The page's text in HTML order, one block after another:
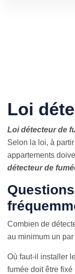
Loi
Loi détecteur de
Selon la loi, à
appartements
détecteur de
Combien de
au minimum un
Où faut-il installer
fumée doit être